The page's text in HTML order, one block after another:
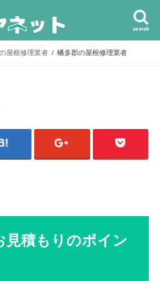
search
屋根修理業者 幡多郡の屋根修理業者
積もりのポイン